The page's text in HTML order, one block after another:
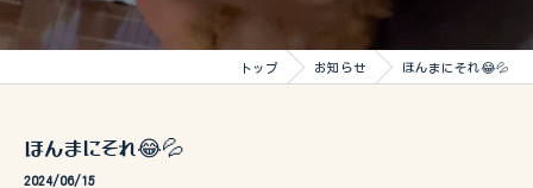
トップ お知らせ ほんまにそれ😂💦
ほんまにそれ😂💦
2024/06/15